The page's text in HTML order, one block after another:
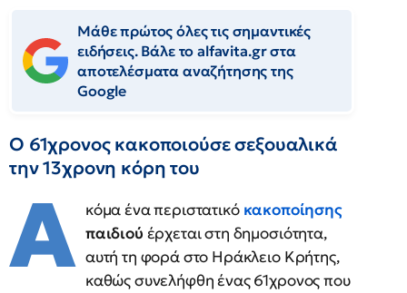
Μάθε πρώτος όλες τις σημαντικές
ειδήσεις. Βάλε το alfavita.gr στα
αποτελέσματα αναζήτησης της
Google
Ο 61χρονος κακοποιούσε σεξουαλικά
την 13χρονη κόρη του
Α κόμα ένα περιστατικό κακοποίησης
παιδιού έρχεται στη δημοσιότητα,
αυτή τη φορά στο Ηράκλειο Κρήτης,
καθώς συνελήφθη ένας 61χρονος που